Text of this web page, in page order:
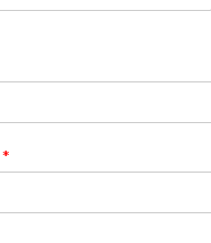
*